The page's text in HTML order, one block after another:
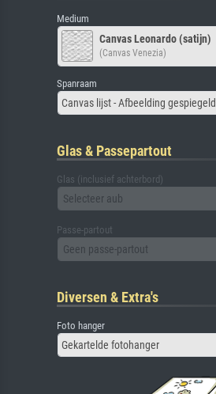
Medium
Canvas Leonardo (satijn)
(Canvas Venezia)
Spanraam
Glas & Passepartout
Glas (inclusief achterbord)
Selecteer aub
Passe-partout
Geen passe-partout
Diversen & Extra's
Foto hanger
Gekartelde fotohanger